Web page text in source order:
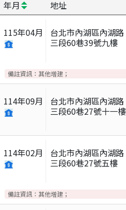
年月 地址
115年04月
台北市內湖區內湖路
三段60巷39號九樓
備註資訊： 其他增建；
114年09月
台北市內湖區內湖路
三段60巷27號十一樓
114年02月
台北市內湖區內湖路
三段60巷27號五樓
備註資訊： 其他增建；